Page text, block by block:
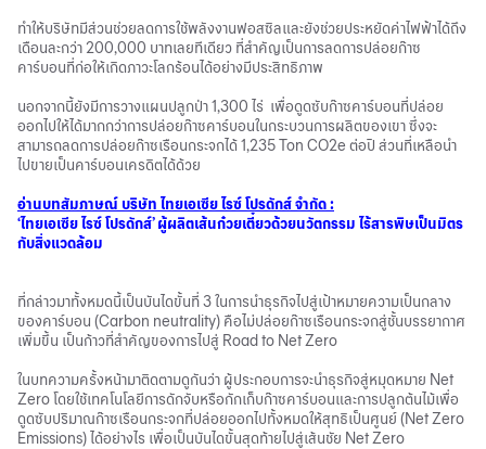
ทำให้บริษัทมีส่วนช่วยลดการใช้พลังงานฟอสซิลและยังช่วยประหยัดค่าไฟฟ้าได้ถึง
เดือนละกว่า 200,000 บาทเลยทีเดียว ที่สำคัญเป็นการลดการปล่อยก๊าซ
คาร์บอนที่ก่อให้เกิดภาวะโลกร้อนได้อย่างมีประสิทธิภาพ
นอกจากนี้ยังมีการวางแผนปลูกป่า 1,300 ไร่ เพื่อดูดซับก๊าซคาร์บอนที่ปล่อย
ออกไปให้ได้มากกว่าการปล่อยก๊าซคาร์บอนในกระบวนการผลิตของเขา ซึ่งจะ
สามารถลดการปล่อยก๊าซเรือนกระจกได้ 1,235 Ton CO2e ต่อปี ส่วนที่เหลือนำ
ไปขายเป็นคาร์บอนเครดิตได้ด้วย
อ่านบทสัมภาษณ์ บริษัท ไทยเอเซีย ไรซ์ โปรดักส์ จำกัด :
‘ไทยเอเซีย ไรซ์ โปรดักส์’ ผู้ผลิตเส้นก๋วยเตี๋ยวด้วยนวัตกรรม ไร้สารพิษเป็นมิตร
กับสิ่งแวดล้อม
ที่กล่าวมาทั้งหมดนี้เป็นบันไดขั้นที่ 3 ในการนำธุรกิจไปสู่เป้าหมายความเป็นกลาง
ของคาร์บอน (Carbon neutrality) คือไม่ปล่อยก๊าซเรือนกระจกสู่ชั้นบรรยากาศ
เพิ่มขึ้น เป็นก้าวที่สำคัญของการไปสู่ Road to Net Zero
ในบทความครั้งหน้ามาติดตามดูกันว่า ผู้ประกอบการจะนำธุรกิจสู่หมุดหมาย Net
Zero โดยใช้เทคโนโลยีการดักจับหรือกักเก็บก๊าซคาร์บอนและการปลูกต้นไม้เพื่อ
ดูดซับปริมาณก๊าซเรือนกระจกที่ปล่อยออกไปทั้งหมดให้สุทธิเป็นศูนย์ (Net Zero
Emissions) ได้อย่างไร เพื่อเป็นบันไดขั้นสุดท้ายไปสู่เส้นชัย Net Zero